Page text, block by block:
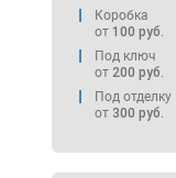
Коробка
от 100 руб.
Под ключ
от 200 руб.
Под отделку
от 300 руб.